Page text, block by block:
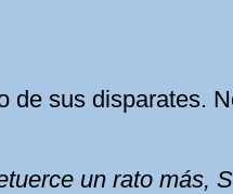
de sus disparates.
un rato más,